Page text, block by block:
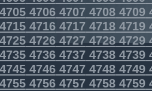
47064707 47084709
47164717 47184719
4726472747284729
4736473747384739
4746474747484749
4756475747584759